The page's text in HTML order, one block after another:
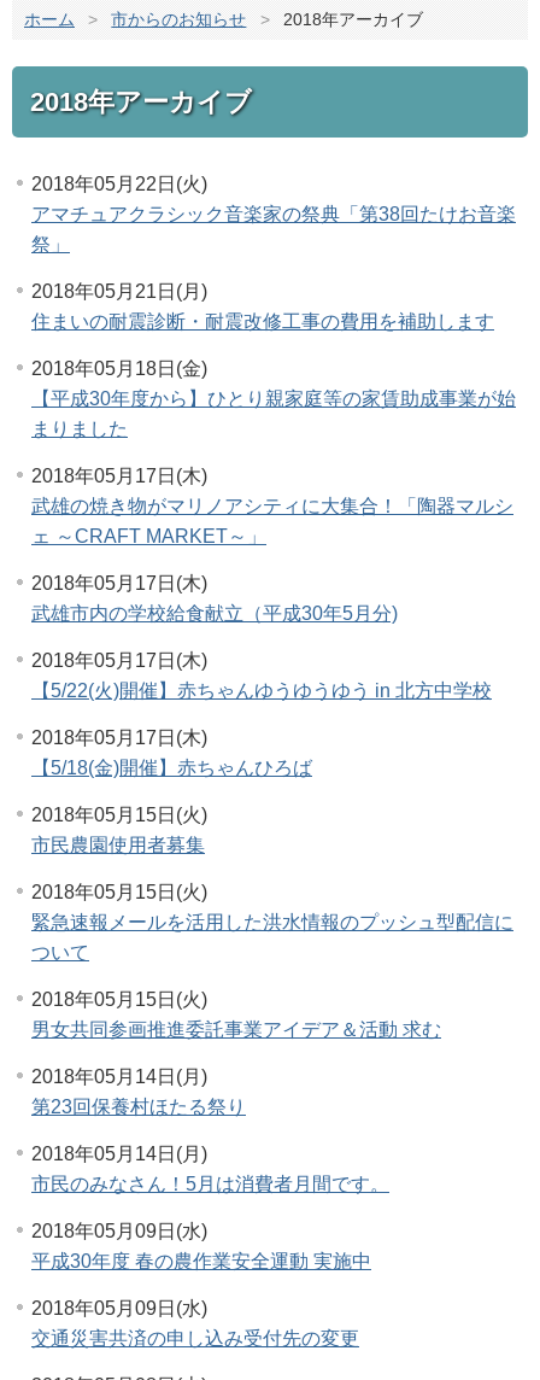
ホーム > 市からのお知らせ > 2018年アーカイブ
2018年アーカイブ
2018年05月22日(火)
アマチュアクラシック音楽家の祭典「第38回たけお音楽
祭」
2018年05月21日(月)
住まいの耐震診断・耐震改修工事の費用を補助します
2018年05月18日(金)
【平成30年度から】ひとり親家庭等の家賃助成事業が始
まりました
2018年05月17日(木)
武雄の焼き物がマリノアシティに大集合！「陶器マルシ
ェ ～CRAFT MARKET～」
2018年05月17日(木)
武雄市内の学校給食献立（平成30年5月分)
2018年05月17日(木)
【5/22(火)開催】赤ちゃんゆうゆうゆう in 北方中学校
2018年05月17日(木)
【5/18(金)開催】赤ちゃんひろば
2018年05月15日(火)
市民農園使用者募集
2018年05月15日(火)
緊急速報メールを活用した洪水情報のプッシュ型配信に
ついて
2018年05月15日(火)
男女共同参画推進委託事業アイデア＆活動 求む
2018年05月14日(月)
第23回保養村ほたる祭り
2018年05月14日(月)
市民のみなさん！5月は消費者月間です。
2018年05月09日(水)
平成30年度 春の農作業安全運動 実施中
2018年05月09日(水)
交通災害共済の申し込み受付先の変更